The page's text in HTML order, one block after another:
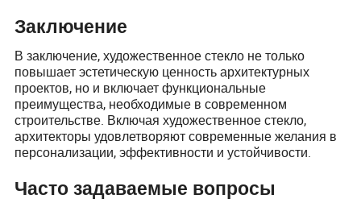
Заключение
В заключение, художественное стекло не только
повышает эстетическую ценность архитектурных
проектов, но и включает функциональные
преимущества, необходимые в современном
строительстве. Включая художественное стекло,
архитекторы удовлетворяют современные желания в
персонализации, эффективности и устойчивости.
Часто задаваемые вопросы